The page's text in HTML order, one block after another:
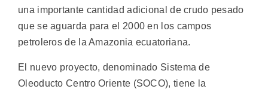
una importante cantidad adicional de crudo pesado
que se aguarda para el 2000 en los campos
petroleros de la Amazonia ecuatoriana.
El nuevo proyecto, denominado Sistema de
Oleoducto Centro Oriente (SOCO), tiene la